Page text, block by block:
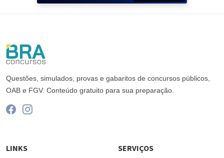
Questões, simulados, provas e gabaritos de concursos públicos,
OAB e FGV. Conteúdo gratuito para sua preparação.
LINKS SERVIÇOS